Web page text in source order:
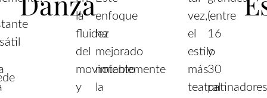
la
fluidez
del
movimiento
y
enfoque
ha
mejorado
notablemente
la
vez,
el
estilo
más
teatral
(entre
16
y
30